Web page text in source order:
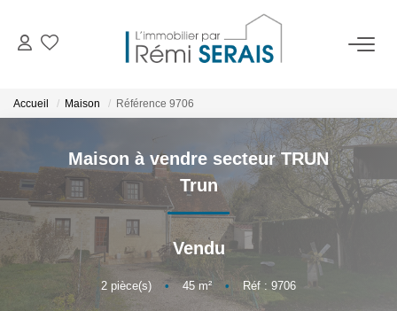
VENDRE
BIENS VENDUS
ADMINISTRATION DE BIENS
Accueil Maison Référence 9706
Maison à vendre secteur TRUN
Trun
Vendu
2 pièce(s) • 45m² • Réf : 9706